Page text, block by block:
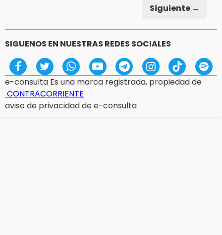
Siguiente →
SIGUENOS EN NUESTRAS REDES SOCIALES
e-consulta Es una marca registrada, propiedad de
CONTRACORRIENTE
aviso de privacidad de e-consulta